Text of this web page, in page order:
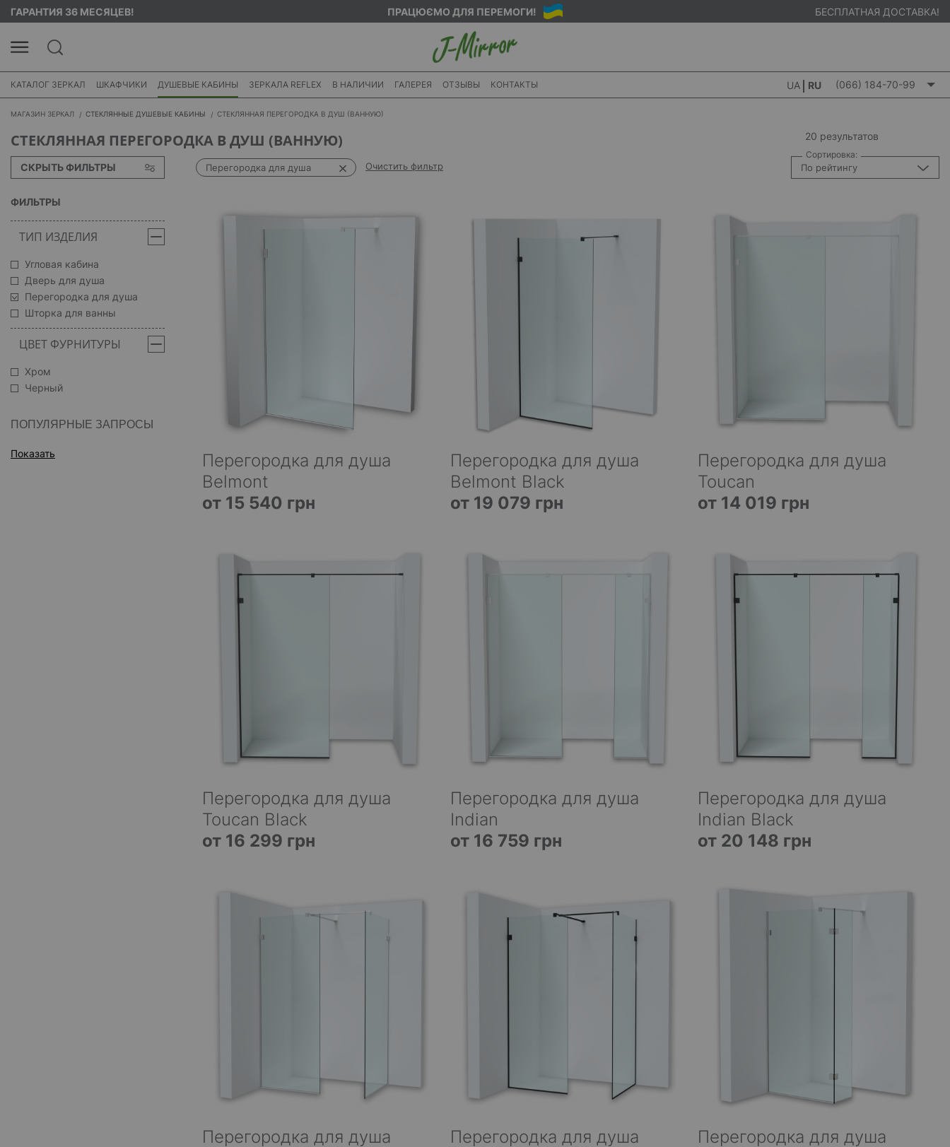
ГАРАНТИЯ 36 МЕСЯЦЕВ! ПРАЦЮЄМО ДЛЯ ПЕРЕМОГИ! БЕСПЛАТНАЯ ДОСТАВКА!
КАТАЛОГ ЗЕРКАЛ ШКАФЧИКИ ДУШЕВЫЕ КАБИНЫ ЗЕРКАЛА REFLEX В НАЛИЧИИ ГАЛЕРЕЯ ОТЗЫВЫ КОНТАКТЫ UA RU (066) 184-70-99
МАГАЗИН ЗЕРКАЛ СТЕКЛЯННЫЕ ДУШЕВЫЕ КАБИНЫ СТЕКЛЯННАЯ ПЕРЕГОРОДКА В ДУШ (ВАННУЮ)
СТЕКЛЯННАЯ ПЕРЕГОРОДКА В ДУШ (ВАННУЮ)
СКРЫТЬ ФИЛЬТРЫ
ФИЛЬТРЫ
ТИП ИЗДЕЛИЯ
Угловая кабина
Дверь для душа
Перегородка для душа
Шторка для ванны
ЦВЕТ ФУРНИТУРЫ
Хром
Черный
ПОПУЛЯРНЫЕ ЗАПРОСЫ
Показать
Перегородка для душа Очистить фильтр
20 результатов
Сортировка:
По рейтингу
Перегородка для душа
Belmont
от 15 540 грн
Перегородка для душа
Belmont Black
от 19 079 грн
Перегородка для душа
Toucan
от 14 019 грн
Перегородка для душа
Toucan Black
от 16 299 грн
Перегородка для душа
Indian
от 16 759 грн
Перегородка для душа
Indian Black
от 20 148 грн
Перегородка для душа
Перегородка для душа
Перегородка для душа